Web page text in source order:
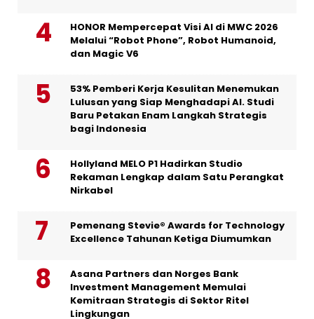
HONOR Mempercepat Visi AI di MWC 2026
Melalui “Robot Phone”, Robot Humanoid,
dan Magic V6
53% Pemberi Kerja Kesulitan Menemukan
Lulusan yang Siap Menghadapi AI. Studi
Baru Petakan Enam Langkah Strategis
bagi Indonesia
Hollyland MELO P1 Hadirkan Studio
Rekaman Lengkap dalam Satu Perangkat
Nirkabel
Pemenang Stevie® Awards for Technology
Excellence Tahunan Ketiga Diumumkan
Asana Partners dan Norges Bank
Investment Management Memulai
Kemitraan Strategis di Sektor Ritel
Lingkungan